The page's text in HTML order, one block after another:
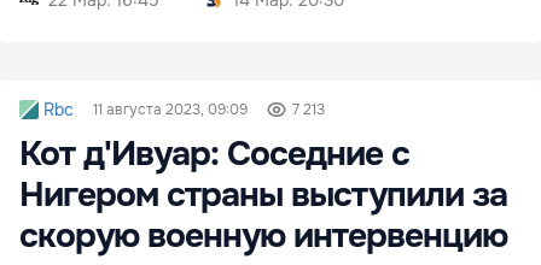
Rbc 11 августа 2023, 09:09 7 213
Кот д'Ивуар: Соседние с
Нигером страны выступили за
скорую военную интервенцию